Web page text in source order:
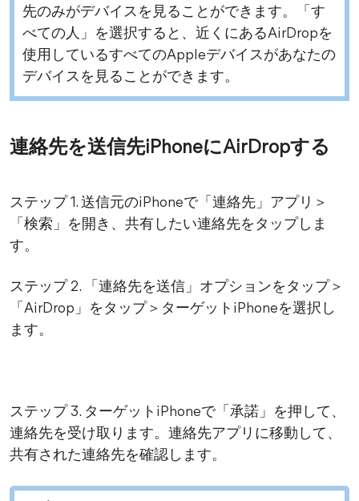
先のみがデバイスを見ることができます。「す
べての人」を選択すると、近くにあるAirDropを
使用しているすべてのAppleデバイスがあなたの
デバイスを見ることができます。
連絡先を送信先iPhoneにAirDropする
ステップ 1. 送信元のiPhoneで「連絡先」アプリ＞
「検索」を開き、共有したい連絡先をタップしま
す。
ステップ 2. 「連絡先を送信」オプションをタップ＞
「AirDrop」をタップ＞ターゲットiPhoneを選択し
ます。
ステップ 3. ターゲットiPhoneで「承諾」を押して、
連絡先を受け取ります。連絡先アプリに移動して、
共有された連絡先を確認します。